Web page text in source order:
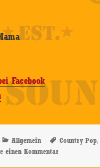
Facebook
Kategorien
Allgemein Country Pop
einen Kommentarzu Russell